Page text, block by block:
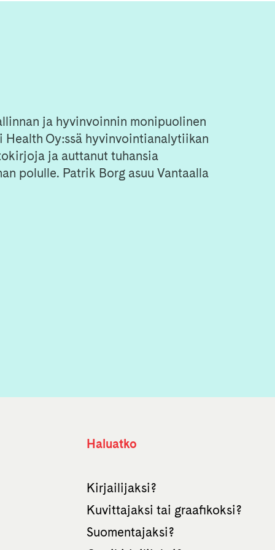
ja hyvinvoinnin monipuolinen
Oy:ssä hyvinvointianalytiikan
ja auttanut tuhansia
polulle. Patrik Borg asuu Vantaalla
Haluatko
Kirjailijaksi?
Kuvittajaksi tai graafikoksi?
Suomentajaksi?